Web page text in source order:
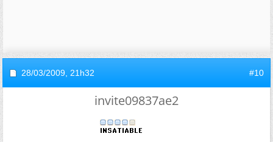
28/03/2009, 21h32 #10
invite09837ae2